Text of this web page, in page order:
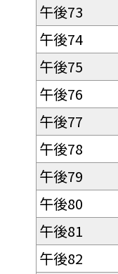
午後73
午後74
午後75
午後76
午後77
午後78
午後79
午後80
午後81
午後82